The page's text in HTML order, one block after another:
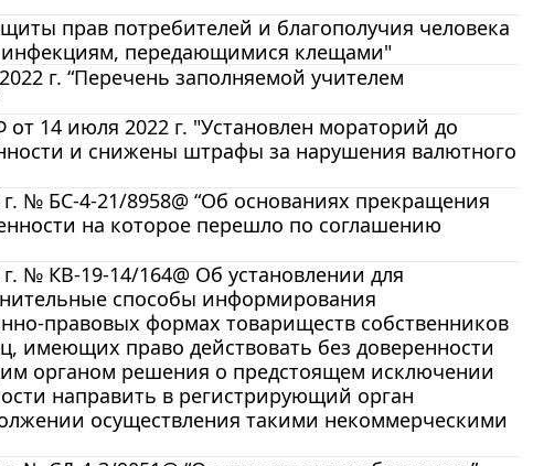
прав потребителей и благополучия человека
инфекциям, передающимися клещами"
г. “Перечень заполняемой учителем
14 июля 2022 г. "Установлен мораторий до
и снижены штрафы за нарушения валютного
№ БС-4-21/8958@ “Об основаниях прекращения
на которое перешло по соглашению
№ КВ-19-14/164@ Об установлении для
способы информирования
правовых формах товариществ собственников
имеющих право действовать без доверенности
органом решения о предстоящем исключении
направить в регистрирующий орган
осуществления такими некоммерческими